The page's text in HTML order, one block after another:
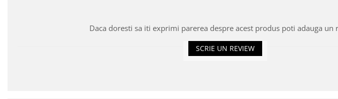
Daca doresti sa iti exprimi parerea despre acest produs poti adauga un
SCRIE UN REVIEW